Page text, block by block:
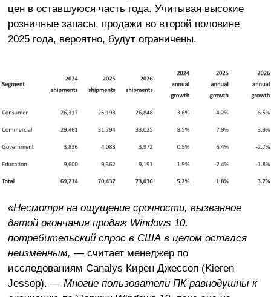
цен в оставшуюся часть года. Учитывая высокие
розничные запасы, продажи во второй половине
2025 года, вероятно, будут ограничены.
«Несмотря на ощущение срочности, вызванное
датой окончания продаж Windows 10,
потребительский спрос в США в целом остался
неизменным, — считает менеджер по
исследованиям Canalys Кирен Джессоп (Kieren
Jessop). — Многие пользователи ПК равнодушны к